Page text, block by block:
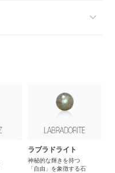
ラブラドライト
神秘的な輝きを持つ
「自由」を象徴する石